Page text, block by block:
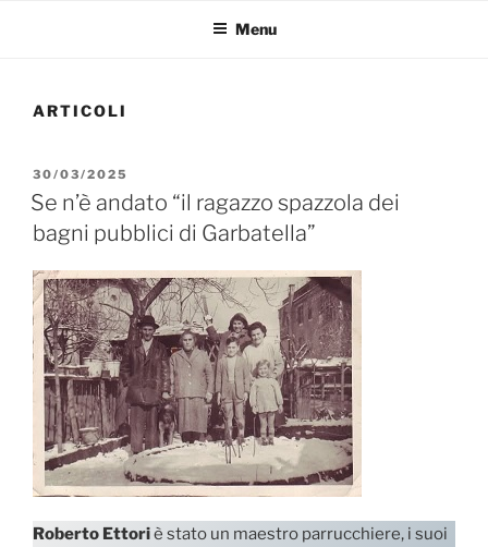
Menu
ARTICOLI
PUBBLICATO
IL
30/03/2025
Se n’è andato “il ragazzo spazzola dei
bagni pubblici di Garbatella”
Roberto Ettoriè stato un maestro parrucchiere, i suoi